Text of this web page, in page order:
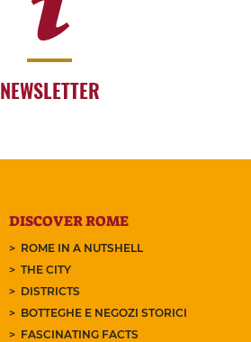
NEWSLETTER
DISCOVER ROME
ROME IN A NUTSHELL
THE CITY
DISTRICTS
BOTTEGHE E NEGOZI STORICI
FASCINATING FACTS